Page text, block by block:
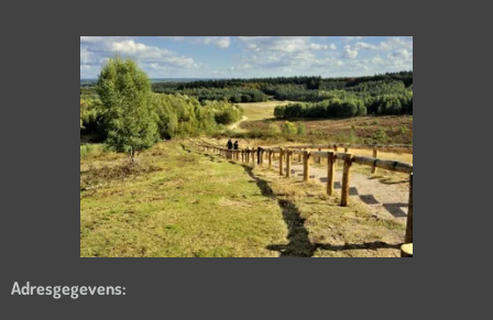
Adresgegevens: